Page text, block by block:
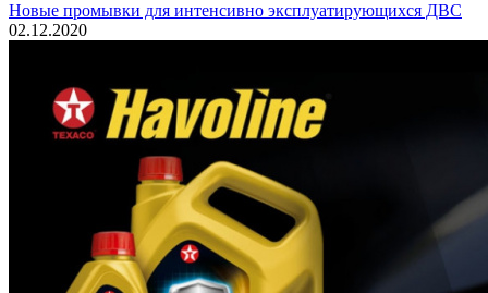
Новые промывки для интенсивно эксплуатирующихся ДВС
02.12.2020